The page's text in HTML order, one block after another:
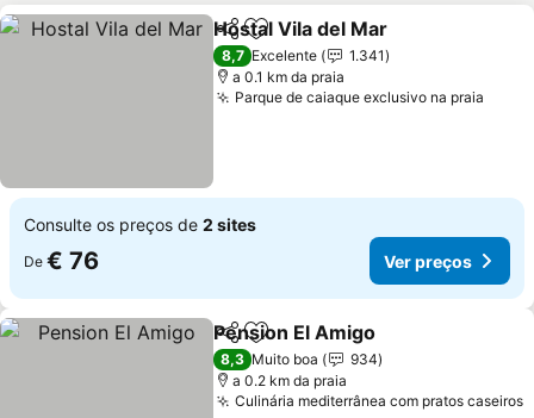
PartilharAdicionar aos favoritos
Hostal Vila del Mar
8,7 Excelente
1.341
a 0.1 km da praia
Parque de caiaque exclusivo na praia
Consulte os preços de 2 sites
De € 76 Ver preços
PartilharAdicionar aos favoritos
Pension El Amigo
8,3 Muito boa
934
a 0.2 km da praia
Culinária mediterrânea com pratos caseiros